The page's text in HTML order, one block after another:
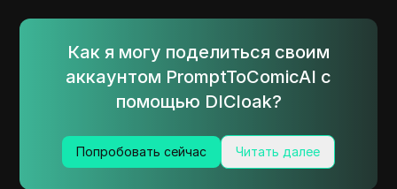
Как я могу поделиться своим
аккаунтом PromptToComicAI с
помощью DICloak?
Попробовать сейчас Читать далее